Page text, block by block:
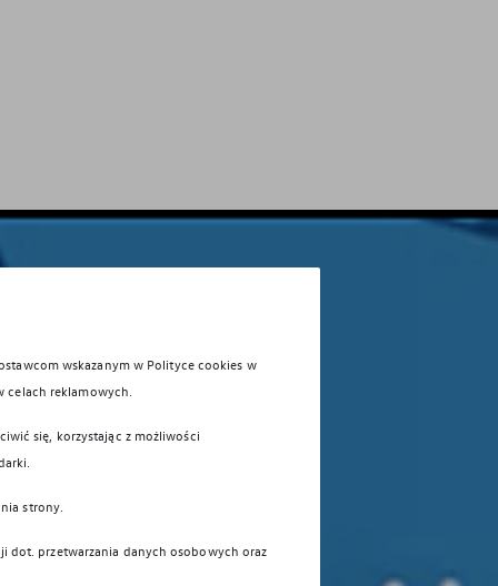
wskazanym w Polityce cookies w
celach reklamowych.
się, korzystając z możliwości
strony.
dot. przetwarzania danych osobowych oraz